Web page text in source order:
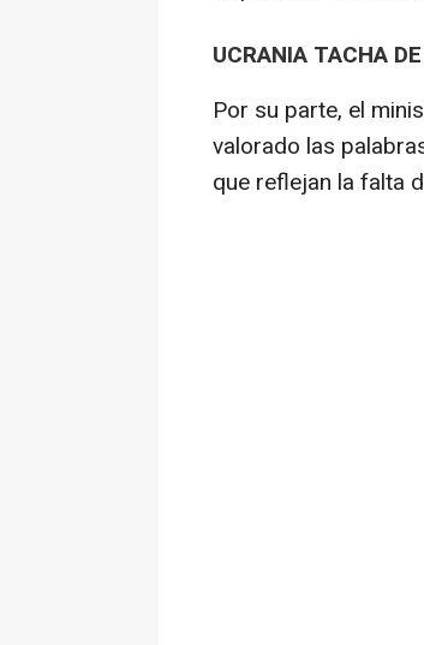
UCRANIA TACHA
Por su parte, el
valorado las
que reflejan la falta